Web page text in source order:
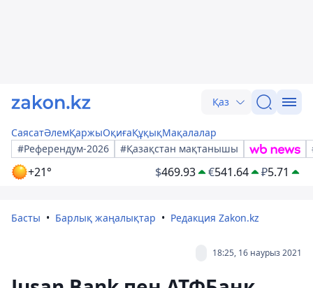
Қаз
СаясатӘлемҚаржыОқиғаҚұқықМақалалар
#Референдум-2026
#Қазақстан мақтанышы
+21° $469.93 €541.64 ₽5.71
Басты Барлық жаңалықтар Редакция Zakon.kz
18:25, 16 наурыз 2021